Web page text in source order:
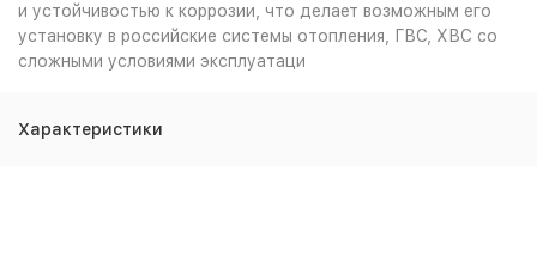
и устойчивостью к коррозии, что делает возможным его
установку в российские системы отопления, ГВС, ХВС со
сложными условиями эксплуатаци
Характеристики